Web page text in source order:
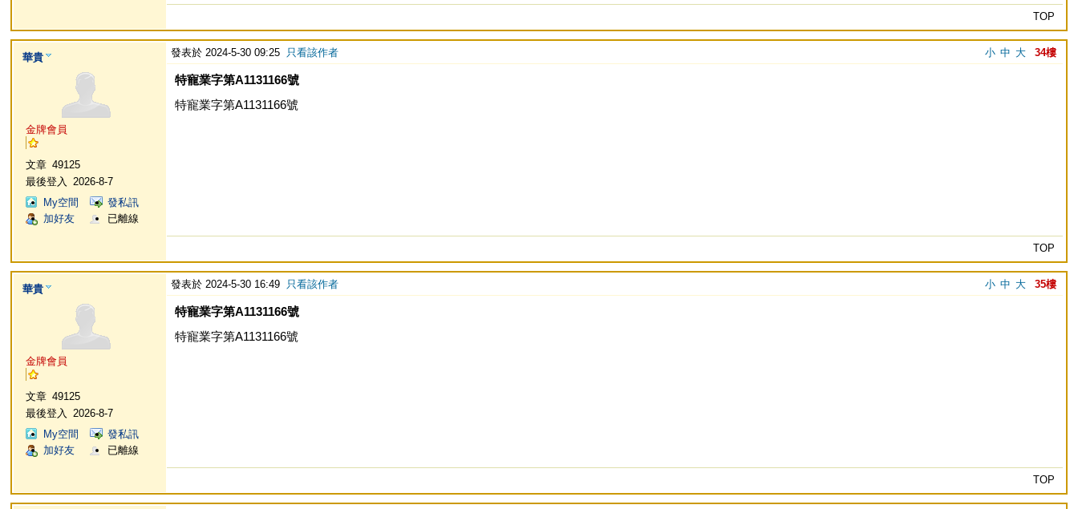
TOP
華貴
金牌會員
文章 49125
最後登入
2026-8-7
My空間
發私訊
加好友
已離線
34樓
大
中
小
發表於 2024-5-30 09:25 只看該作者
特寵業字第A1131166號
特寵業字第A1131166號
TOP
華貴
金牌會員
文章 49125
最後登入
2026-8-7
My空間
發私訊
加好友
已離線
35樓
大
中
小
發表於 2024-5-30 16:49 只看該作者
特寵業字第A1131166號
特寵業字第A1131166號
TOP